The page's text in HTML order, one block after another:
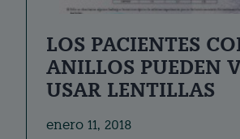
LOS PACIENTES
ANILLOS PUEDEN
USAR LENTILLAS
enero 11, 2018